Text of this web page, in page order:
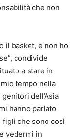
che non
il basket, e non ho
condivide
a stare in
tempo nella
dell’Asia
hanno parlato
che sono così
vedermi in